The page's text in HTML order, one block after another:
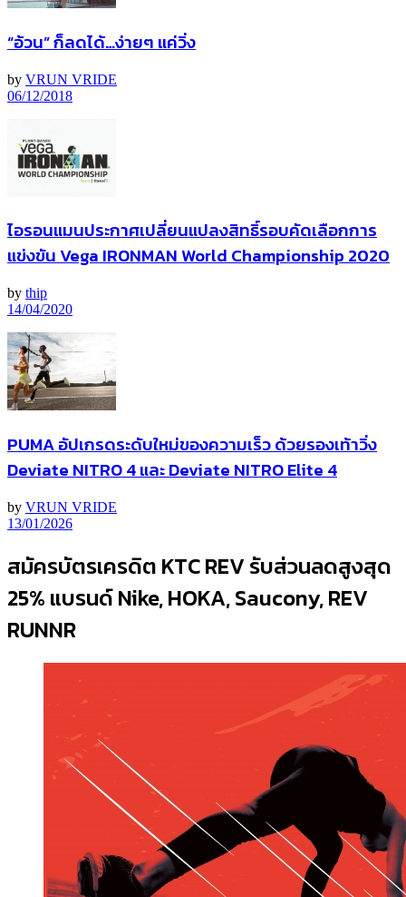
“อ้วน” ก็ลดได้…ง่ายๆ แค่วิ่ง
by VRUN VRIDE
06/12/2018
ไอรอนแมนประกาศเปลี่ยนแปลงสิทธิ์รอบคัดเลือกการ
แข่งขัน Vega IRONMAN World Championship 2020
by thip
14/04/2020
PUMA อัปเกรดระดับใหม่ของความเร็ว ด้วยรองเท้าวิ่ง
Deviate NITRO 4 และ Deviate NITRO Elite 4
by VRUN VRIDE
13/01/2026
สมัครบัตรเครดิต KTC REV รับส่วนลดสูงสุด
25% แบรนด์ Nike, HOKA, Saucony, REV
RUNNR